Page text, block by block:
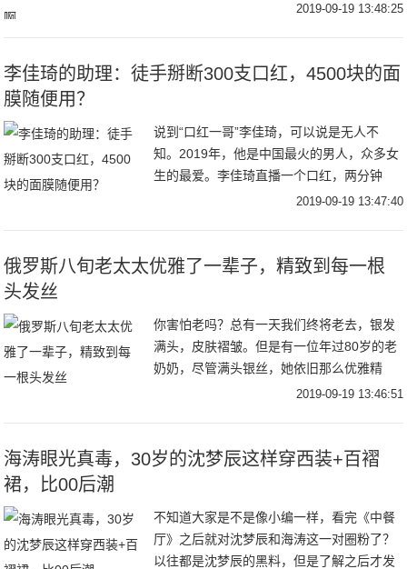
且现在的章泽天已经褪去曾经的青涩，越来
2019-09-19 13:48:25
李佳琦的助理：徒手掰断300支口红，4500块的面
膜随便用？
说到“口红一哥”李佳琦，可以说是无人不
知。2019年，他是中国最火的男人，众多女
生的最爱。李佳琦直播一个口红，两分钟
内，口红就能在线上销售一空，线下也是几
2019-09-19 13:47:40
俄罗斯八旬老太太优雅了一辈子，精致到每一根
头发丝
你害怕老吗？总有一天我们终将老去，银发
满头，皮肤褶皱。但是有一位年过80岁的老
奶奶，尽管满头银丝，她依旧那么优雅精
致。下面我们来说一下这位老奶奶吧。俄罗
2019-09-19 13:46:51
海涛眼光真毒，30岁的沈梦辰这样穿西装+百褶
裙，比00后潮
不知道大家是不是像小编一样，看完《中餐
厅》之后就对沈梦辰和海涛这一对圈粉了？
以往都是沈梦辰的黑料，但是了解之后才发